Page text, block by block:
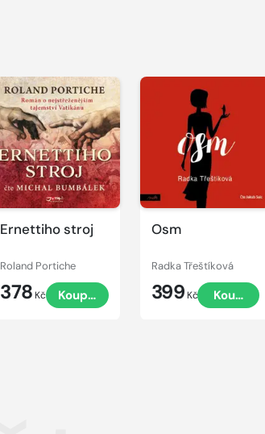
Ernettiho stroj
Roland Portiche
378 Kč Koupit
Přehrát
ukázku
Osm
Radka Třeštíková
399 Kč Koupit